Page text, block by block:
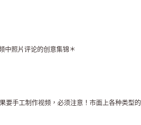
中照片评论的创意集锦＊
要手工制作视频，必须注意！市面上各种类型